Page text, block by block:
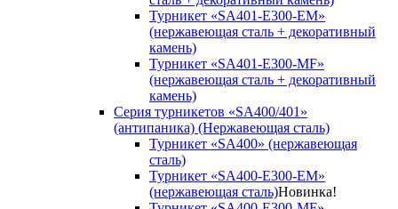
Турникет «SA401-E300-EM»
(нержавеющая сталь + декоративный
камень)
Турникет «SA401-E300-MF»
(нержавеющая сталь + декоративный
камень)
Серия турникетов «SA400/401»
(антипаника) (Нержавеющая сталь)
Турникет «SA400» (нержавеющая
сталь)
Турникет «SA400-Е300-EM»
(нержавеющая сталь)Новинка!